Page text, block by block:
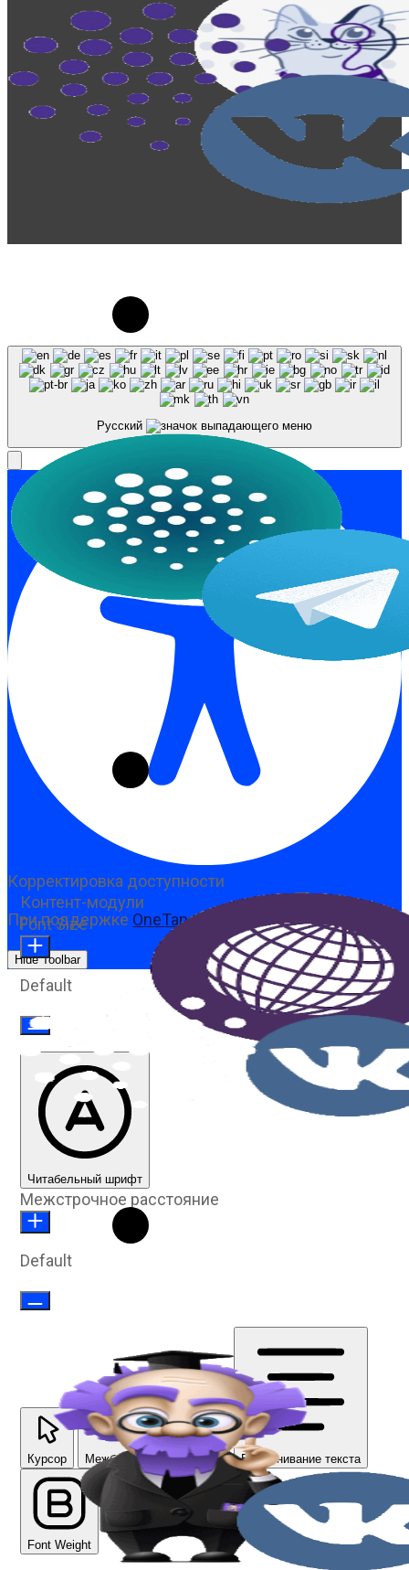
использовании материалов сайта galaktika64.ru
ссылка на источник обязательна.
Русский
Корректировка доступности
При поддержке OneTap
Hide Toolbar
Контент-модули
Font Size
Default
Читабельный шрифт
Межстрочное расстояние
Default
Курсор Межбуквенный интервал Выравнивание текста
Font Weight